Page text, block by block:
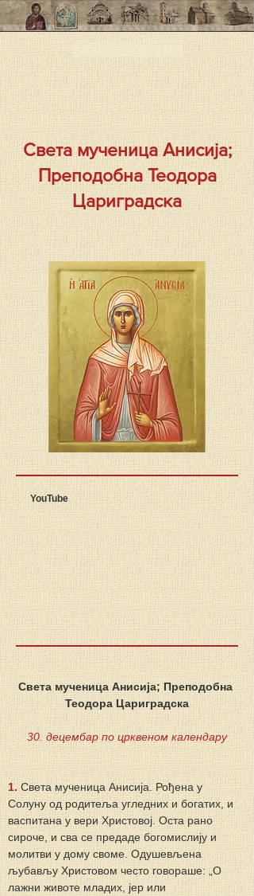
Света мученица Анисија;
Преподобна Теодора
Цариградска
YouTube
Света мученица Анисија; Преподобна
Теодора Цариградска
30. децембар по црквеном календару
1. Света мученица Анисија. Рођена у
Солуну од родитеља угледних и богатих, и
васпитана у вери Христовој. Оста рано
сироче, и сва се предаде богомислију и
молитви у дому своме. Одушевљена
љубављу Христовом често говораше: „О
лажни животе младих, јер или